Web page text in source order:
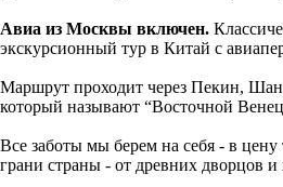
Авиа из Москвы включен.
экскурсионный тур в Китай с
Маршрут проходит через Пекин,
который называют “Восточной
Все заботы мы берем на себя - в
грани страны - от древних дворцов